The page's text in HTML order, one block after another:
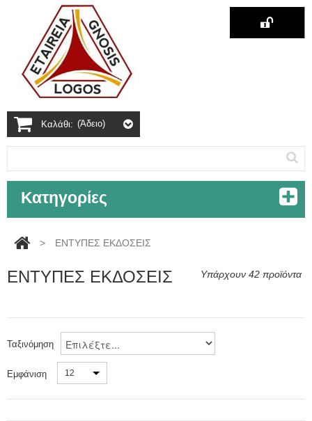
Κατηγορίες
Καλάθι: (άδειο)
> ΕΝΤΥΠΕΣ ΕΚΔΟΣΕΙΣ
ΕΝΤΥΠΕΣ ΕΚΔΟΣΕΙΣ Υπάρχουν 42 προϊόντα
Ταξινόμηση
Εμφάνιση 12